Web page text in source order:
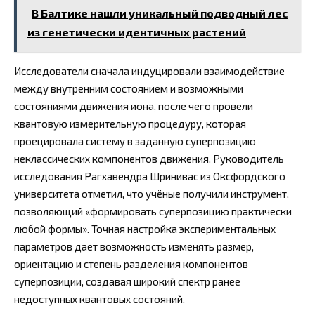
В Балтике нашли уникальный подводный лес
из генетически идентичных растений
Исследователи сначала индуцировали взаимодействие
между внутренним состоянием и возможными
состояниями движения иона, после чего провели
квантовую измерительную процедуру, которая
проецировала систему в заданную суперпозицию
неклассических компонентов движения. Руководитель
исследования Рагхавендра Шринивас из Оксфордского
университета отметил, что учёные получили инструмент,
позволяющий «формировать суперпозицию практически
любой формы». Точная настройка экспериментальных
параметров даёт возможность изменять размер,
ориентацию и степень разделения компонентов
суперпозиции, создавая широкий спектр ранее
недоступных квантовых состояний.